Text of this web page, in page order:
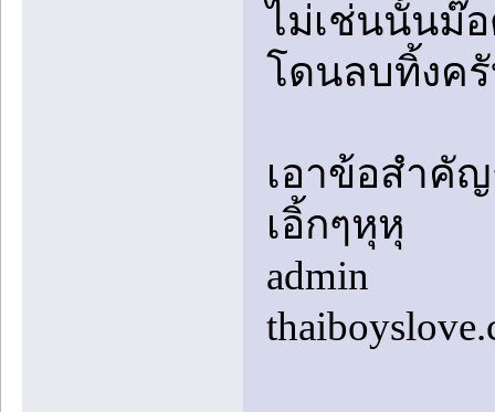
ไม่เช่นนั้นม๊
โดนลบทิ้งค
เอาข้อสำคั
เอิ้กๆหุหุ
admin